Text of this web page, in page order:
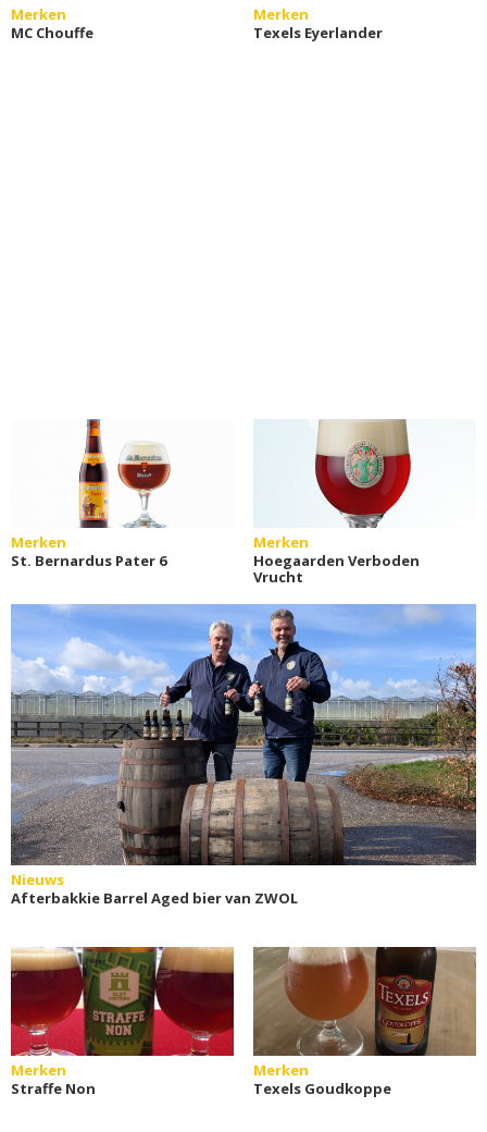
Merken
MC Chouffe
Merken
Texels Eyerlander
Merken
St. Bernardus Pater 6
Merken
Hoegaarden Verboden
Vrucht
Nieuws
Afterbakkie Barrel Aged bier van ZWOL
Merken
Straffe Non
Merken
Texels Goudkoppe